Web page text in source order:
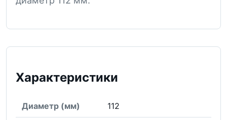
Характеристики
Диаметр (мм) 112